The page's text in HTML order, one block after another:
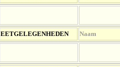
EETGELEGENHEDEN Naam